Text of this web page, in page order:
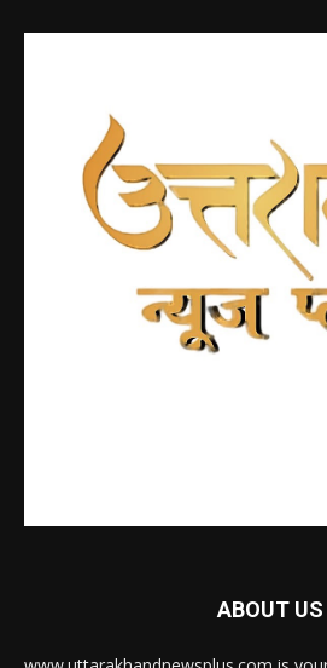
ABOUT US